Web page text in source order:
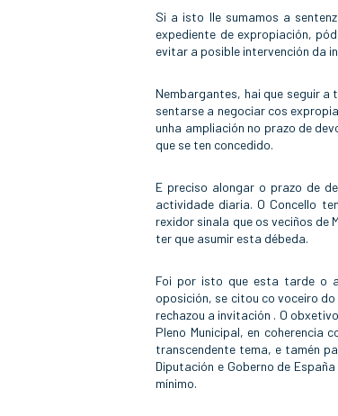
Si a isto lle sumamos a
expediente de expropiación,
evitar a posible intervención da
Nembargantes, hai que seguir
sentarse a negociar cos
unha ampliación no prazo de
que se ten concedido.
E preciso alongar o prazo de
actividade diaria. O Concello
rexidor sinala que os veciños de
ter que asumir esta débeda.
Foi por isto que esta tarde o
oposición, se citou co voceiro do
rechazou a invitación . O
Pleno Municipal, en coherencia
transcendente tema, e tamén
Diputación e Goberno de
mínimo.